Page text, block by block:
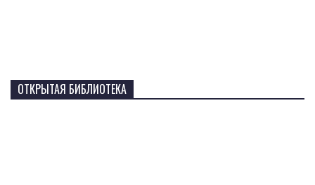
ОТКРЫТАЯ БИБЛИОТЕКА